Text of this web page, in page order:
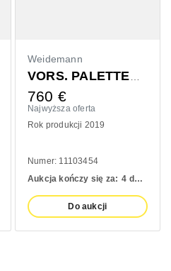
Weidemann
VORS. PALETTENGABEL 1200MM
760€
Najwyższa oferta
Rok produkcji 2019
Numer: 11103454
Aukcja kończy się za: 4 days
Do aukcji